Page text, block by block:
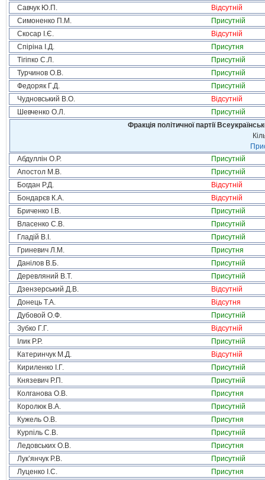
Савчук Ю.П.
Відсутній
Симоненко П.М.
Присутній
Скосар І.Є.
Відсутній
Спіріна І.Д.
Присутня
Тігіпко С.Л.
Присутній
Турчинов О.В.
Присутній
Федоряк Г.Д.
Присутній
Чудновський В.О.
Відсутній
Шевченко О.Л.
Присутній
Фракція політичної партії
Абдуллін О.Р.
Присутній
Апостол М.В.
Присутній
Богдан Р.Д.
Відсутній
Бондарєв К.А.
Відсутній
Бриченко І.В.
Присутній
Власенко С.В.
Присутній
Гладій В.І.
Присутній
Гриневич Л.М.
Присутня
Данілов В.Б.
Присутній
Деревляний В.Т.
Присутній
Дзензерський Д.В.
Відсутній
Донець Т.А.
Відсутня
Дубовой О.Ф.
Присутній
Зубко Г.Г.
Відсутній
Ілик Р.Р.
Присутній
Катеринчук М.Д.
Відсутній
Кириленко І.Г.
Присутній
Князевич Р.П.
Присутній
Колганова О.В.
Присутня
Королюк В.А.
Присутній
Кужель О.В.
Присутня
Курпіль С.В.
Присутній
Ледовських О.В.
Присутня
Лук’янчук Р.В.
Присутній
Луценко І.С.
Присутня